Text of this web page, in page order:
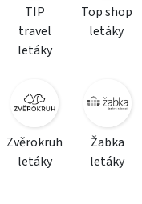
TIP
travel
letáky
Top shop
letáky
Zvěrokruh
letáky
Žabka
letáky